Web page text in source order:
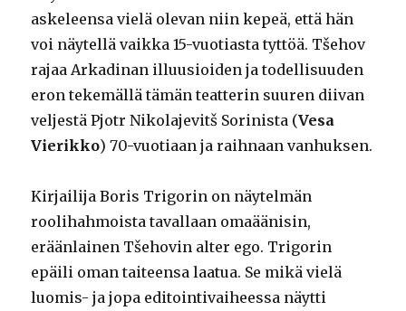
askeleensa vielä olevan niin kepeä, että hän
voi näytellä vaikka 15-vuotiasta tyttöä. Tšehov
rajaa Arkadinan illuusioiden ja todellisuuden
eron tekemällä tämän teatterin suuren diivan
veljestä Pjotr Nikolajevitš Sorinista (Vesa
Vierikko) 70-vuotiaan ja raihnaan vanhuksen.
Kirjailija Boris Trigorin on näytelmän
roolihahmoista tavallaan omaäänisin,
eräänlainen Tšehovin alter ego. Trigorin
epäili oman taiteensa laatua. Se mikä vielä
luomis- ja jopa editointivaiheessa näytti